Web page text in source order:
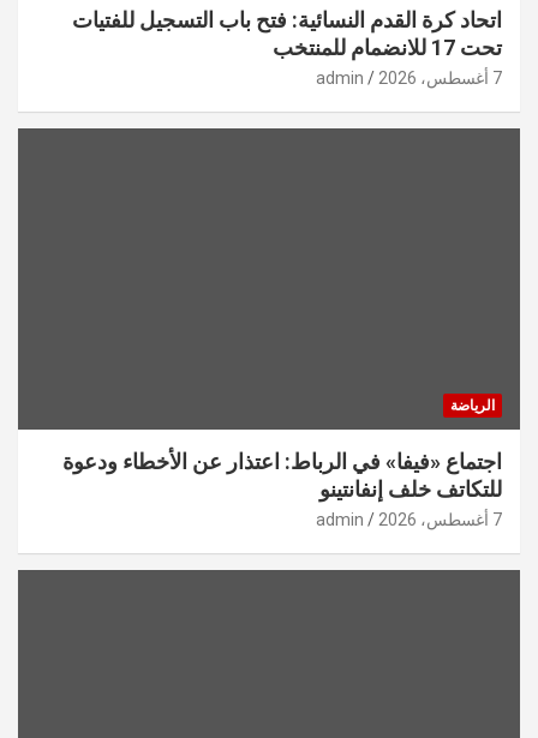
اتحاد كرة القدم النسائية: فتح باب التسجيل للفتيات
تحت 17 للانضمام للمنتخب
7 أغسطس، 2026 admin
الرياضة
اجتماع «فيفا» في الرباط: اعتذار عن الأخطاء ودعوة
للتكاتف خلف إنفانتينو
7 أغسطس، 2026 admin